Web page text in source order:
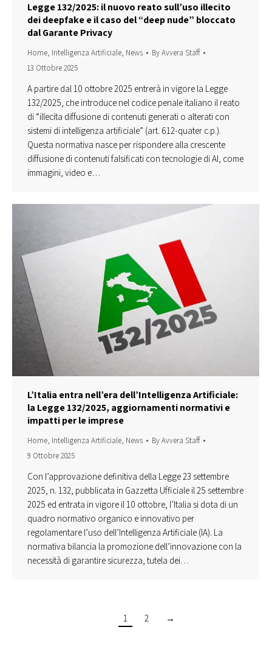
Legge 132/2025: il nuovo reato sull’uso illecito
dei deepfake e il caso del “deep nude” bloccato
dal Garante Privacy
Home, Intelligenza Artificiale, News ByAvvera Staff
13 Ottobre 2025
A partire dal 10 ottobre 2025 entrerà in vigore la Legge
132/2025, che introduce nel codice penale italiano il reato
di “illecita diffusione di contenuti generati o alterati con
sistemi di intelligenza artificiale” (art. 612-quater c.p.).
Questa normativa nasce per rispondere alla crescente
diffusione di contenuti falsificati con tecnologie di AI, come
immagini, video e…
L’Italia entra nell’era dell’Intelligenza Artificiale:
la Legge 132/2025, aggiornamenti normativi e
impatti per le imprese
Home, Intelligenza Artificiale, News ByAvvera Staff
9 Ottobre 2025
Con l’approvazione definitiva della Legge 23 settembre
2025, n. 132, pubblicata in Gazzetta Ufficiale il 25 settembre
2025 ed entrata in vigore il 10 ottobre, l’Italia si dota di un
quadro normativo organico e innovativo per
regolamentare l’uso dell’Intelligenza Artificiale (IA). La
normativa bilancia la promozione dell’innovazione con la
necessità di garantire sicurezza, tutela dei…
1 2 →